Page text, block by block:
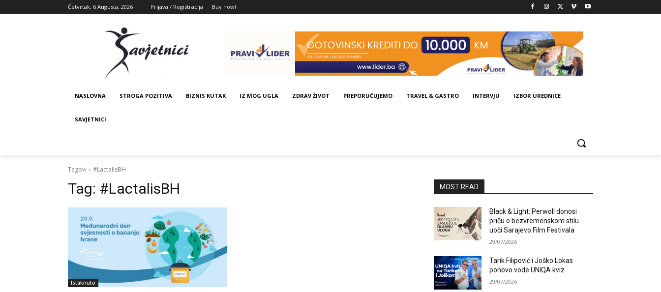
Četvrtak, 6 Augusta, 2026 Prijava / Registracija Buy now!
NASLOVNA STROGA POZITIVA BIZNIS KUTAK IZ MOG UGLA ZDRAV ŽIVOT PREPORUČUJEMO TRAVEL & GASTRO INTERVJU IZBOR UREDNICE
SAVJETNICI
Tagovi #LactalisBH
Tag: #LactalisBH
Istaknuto
MOST READ
Black & Light: Perwoll donosi
priču o bezvremenskom stilu
uoči Sarajevo Film Festivala
29/07/2026
Tarik Filipović i Joško Lokas
ponovo vode UNIQA kviz
29/07/2026